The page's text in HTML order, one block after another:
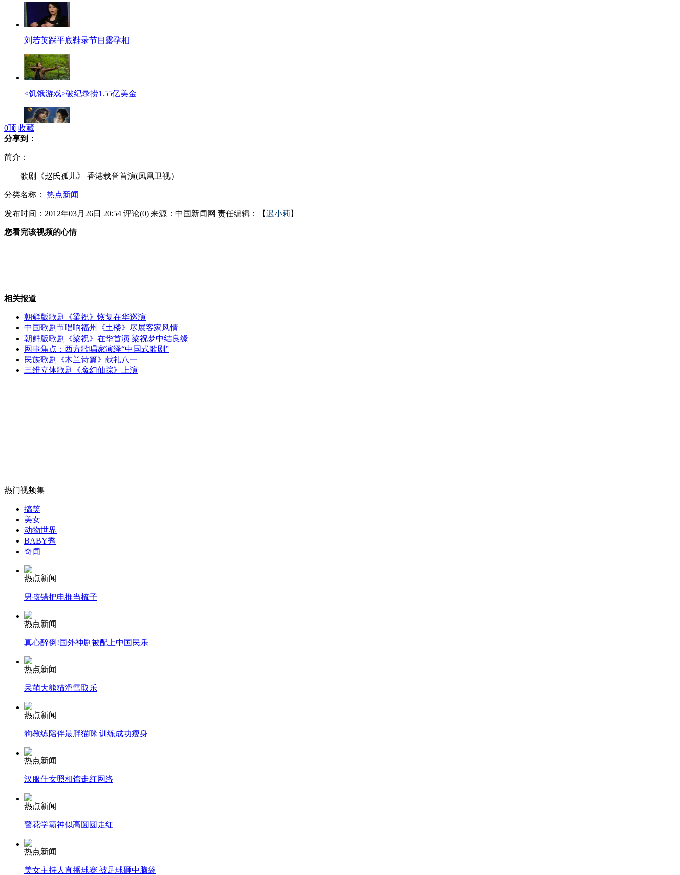
刘若英踩平底鞋录节目露孕相
<饥饿游戏>破纪录捞1.55亿美金
警惕机票黑代理 特价票谨防上当
"蟹坚强"为躲凶猛反击自行截肢逃命
美土耳其同意向叙反对派提供武器
无痛分娩是否安全 医生回应
外交部：反对强权政治霸凌主义
外交部：有关国家言论片面不公正
安徽一实载49人客车翻车
走！跟着总书记去植树
消防员救轻生者
纽约上演“枕头大战”
司机酒驾遇交警 急速倒车逃窜
0顶 收藏
分享到：
简介：
歌剧《赵氏孤儿》 香港载誉首演(凤凰卫视）
分类名称： 热点新闻
发布时间：2012年03月26日 20:54 评论(0) 来源：中国新闻网 责任编辑：【迟小莉 】
您看完该视频的心情
相关报道
朝鲜版歌剧《梁祝》恢复在华巡演
中国歌剧节唱响福州《土楼》尽展客家风情
朝鲜版歌剧《梁祝》在华首演 梁祝梦中结良缘
网事焦点：西方歌唱家演绎“中国式歌剧”
民族歌剧《木兰诗篇》献礼八一
三维立体歌剧《魔幻仙踪》上演
热门视频集
搞笑
美女
动物世界
BABY秀
奇闻
热点新闻
男孩错把电推当梳子
热点新闻
真心醉倒!国外神剧被配上中国民乐
热点新闻
呆萌大熊猫滑雪取乐
热点新闻
狗教练陪伴最胖猫咪 训练成功瘦身
热点新闻
汉服仕女照相馆走红网络
热点新闻
警花学霸神似高圆圆走红
热点新闻
美女主持人直播球赛 被足球砸中脑袋